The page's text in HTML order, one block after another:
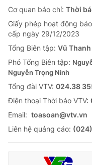
Cơ quan báo chí: Thời
Giấy phép hoạt động
cấp ngày 29/12/2023
Tổng Biên tập: Vũ
Phó Tổng Biên tập:
Nguyễn Trọng Ninh
Tổng đài VTV: 024.38
Ðiện thoại Thời báo VTV:
Email: toasoan@vtv.vn
Liên hệ quảng cáo: